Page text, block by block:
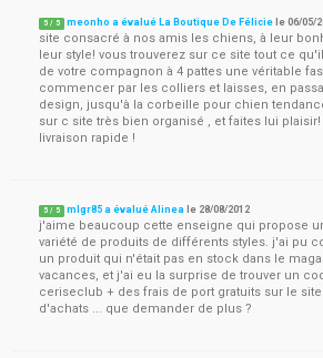
5 / 5 meonho a évalué La Boutique De Félicie le06/05/
site consacré à nos amis les chiens, à leur
leur style! vous trouverez sur ce site tout ce
de votre compagnon à 4 pattes une véritable
commencer par les colliers et laisses, en
design, jusqu'à la corbeille pour chien
sur c site très bien organisé , et faites lui
livraison rapide !
5 / 5 mlgr85 a évalué Alinea le 28/08/2012
j'aime beaucoup cette enseigne qui propose
variété de produits de différents styles. j'ai pu
un produit qui n'était pas en stock dans le
vacances, et j'ai eu la surprise de trouver un
ceriseclub + des frais de port gratuits sur le site
d'achats ... que demander de plus ?